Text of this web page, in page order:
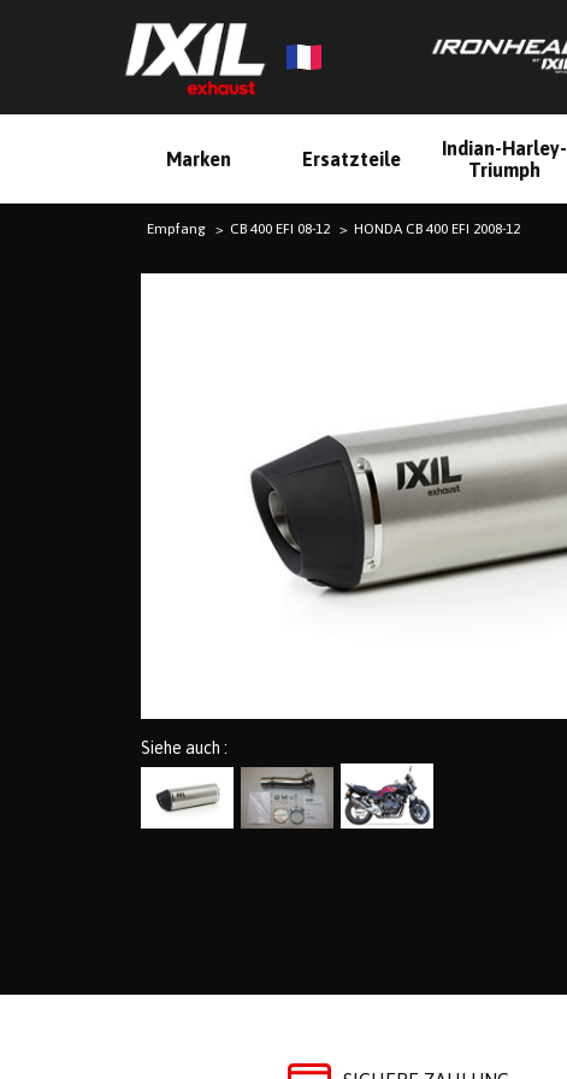
Marken Ersatzteile
Indian-Harley-
Triumph
Empfang CB 400 EFI 08-12 HONDA CB 400 EFI 2008-12
Siehe auch :